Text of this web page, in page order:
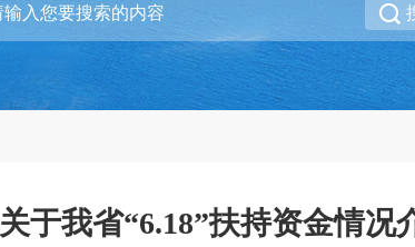
关于我省“6.18”扶持资金情况